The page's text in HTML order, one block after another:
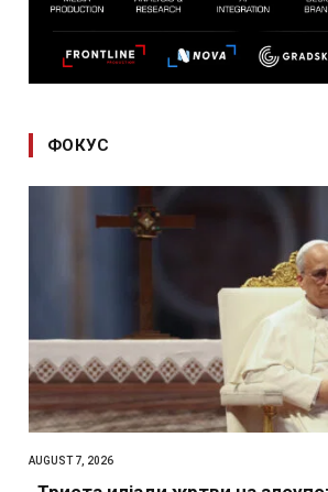
ФОКУС
AUGUST 7, 2026